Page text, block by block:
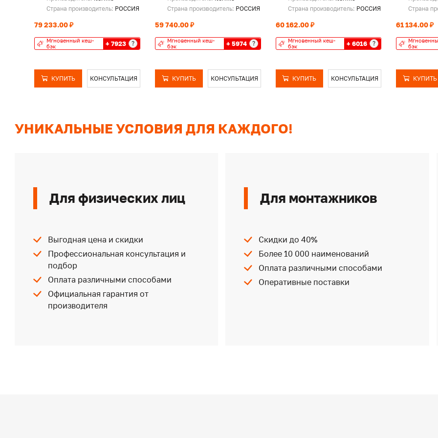
Страна производитель: РОССИЯ
79 233.00 ₽
Мгновенный кеш-
бэк
+ 7923 ?
КУПИТЬ КОНСУЛЬТАЦИЯ
Страна производитель: РОССИЯ
59 740.00 ₽
Мгновенный кеш-
бэк
+ 5974 ?
КУПИТЬ КОНСУЛЬТАЦИЯ
Страна производитель: РОССИЯ
60 162.00 ₽
Мгновенный кеш-
бэк
+ 6016 ?
КУПИТЬ КОНСУЛЬТАЦИЯ
Страна
61 134.00 ₽
бэк
КУПИТЬ
УНИКАЛЬНЫЕ УСЛОВИЯ ДЛЯ КАЖДОГО!
Для физических лиц
Выгодная цена и скидки
Профессиональная консультация и
подбор
Оплата различными способами
Официальная гарантия от
производителя
Для монтажников
Скидки до 40%
Более 10 000 наименований
Оплата различными способами
Оперативные поставки